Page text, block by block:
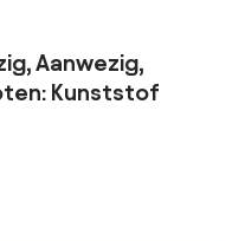
Aanwezig,
Kunststof